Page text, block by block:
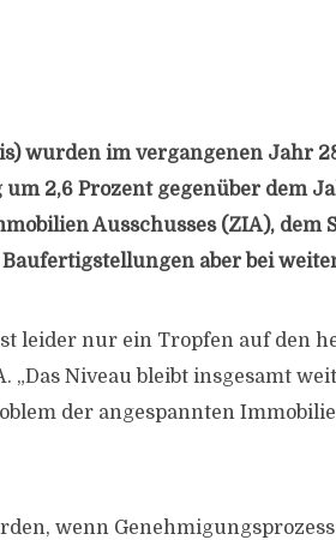
wurden im vergangenen Jahr
2,6 Prozent gegenüber dem
Ausschusses (ZIA), dem
aber bei
leider nur ein Tropfen auf den
„Das Niveau bleibt insgesamt
der angespannten
wenn